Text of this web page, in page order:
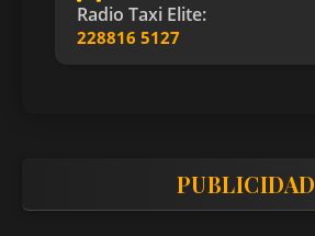
Radio Taxi Elite:
228816 5127
PUBLICIDAD